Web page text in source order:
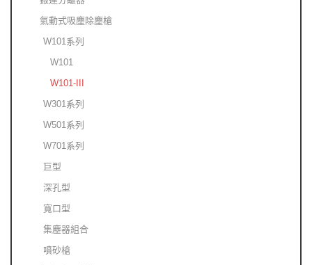
氣動式吸塵除塵槍
W101系列
W101
W101-III
W301系列
W501系列
W701系列
巨型
深孔型
寬口型
集塵器組合
噴砂槍